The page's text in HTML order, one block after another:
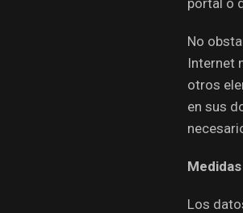
No
Internet
otros
en sus
Los